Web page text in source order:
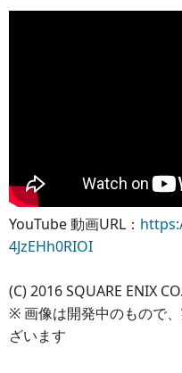
YouTube 動画URL：
4JzEHh0RIOI
(C) 2016 SQUARE ENIX
※ 画像は開発中のもので
ざいます